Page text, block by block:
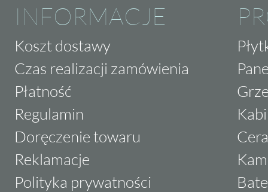
INFORMACJE
Koszt dostawy
Czas realizacji zamówienia
Płatność
Regulamin
Doręczenie towaru
Reklamacje
Polityka prywatności